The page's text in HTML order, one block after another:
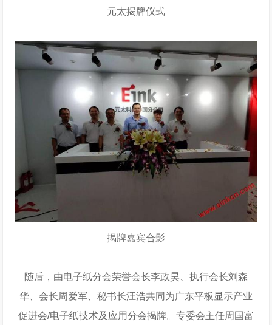
元太揭牌仪式
揭牌嘉宾合影
随后，由电子纸分会荣誉会长李政昊、执行会长刘森
华、会长周爱军、秘书长汪浩共同为广东平板显示产业
促进会/电子纸技术及应用分会揭牌。专委会主任周国富